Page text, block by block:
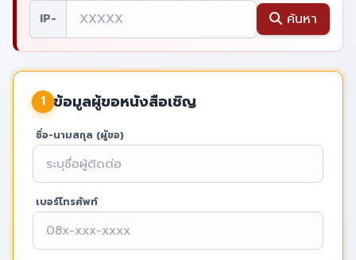
IP- ค้นหา
1 ข้อมูลผู้ขอหนังสือเชิญ
ชื่อ-นามสกุล (ผู้ขอ)
เบอร์โทรศัพท์